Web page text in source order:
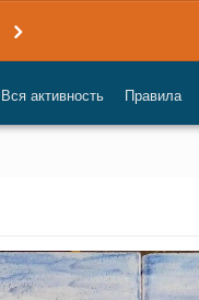
Вся активность Правила